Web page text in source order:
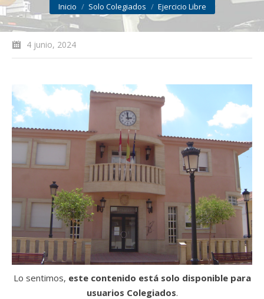
Inicio Solo Colegiados Ejercicio Libre
4 junio, 2024
Lo sentimos, este contenido está solo disponible para
usuarios Colegiados.